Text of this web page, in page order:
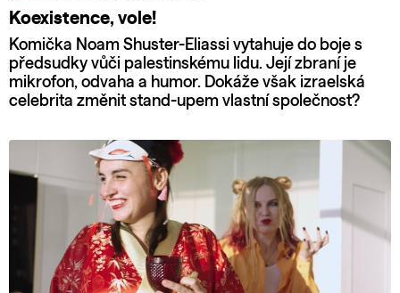
Koexistence, vole!
Komička Noam Shuster-Eliassi vytahuje do boje s
předsudky vůči palestinskému lidu. Její zbraní je
mikrofon, odvaha a humor. Dokáže však izraelská
celebrita změnit stand-upem vlastní společnost?